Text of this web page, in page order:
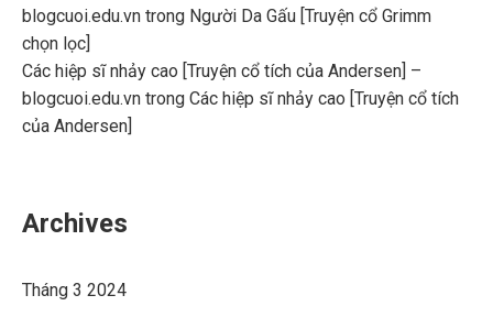
blogcuoi.edu.vn trong Người Da Gấu [Truyện cổ Grimm
chọn lọc]
Các hiệp sĩ nhảy cao [Truyện cổ tích của Andersen] –
blogcuoi.edu.vn trong Các hiệp sĩ nhảy cao [Truyện cổ tích
của Andersen]
Archives
Tháng 3 2024